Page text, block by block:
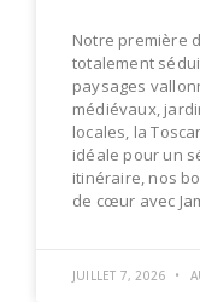
Notre première
totalement
paysages
médiévaux,
locales, la
idéale pour un
itinéraire, nos
de cœur avec
JUILLET 7, 2026